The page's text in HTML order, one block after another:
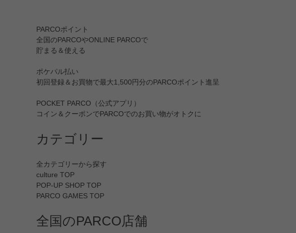
PARCOポイント
全国のPARCOやONLINE PARCOで
貯まる＆使える
ポケパル払い
初回登録＆お買物で最大1,500円分のPARCOポイント進呈
POCKET PARCO（公式アプリ）
コイン＆クーポンでPARCOでのお買い物がオトクに
カテゴリー
全カテゴリーから探す
culture TOP
POP-UP SHOP TOP
PARCO GAMES TOP
全国のPARCO店舗